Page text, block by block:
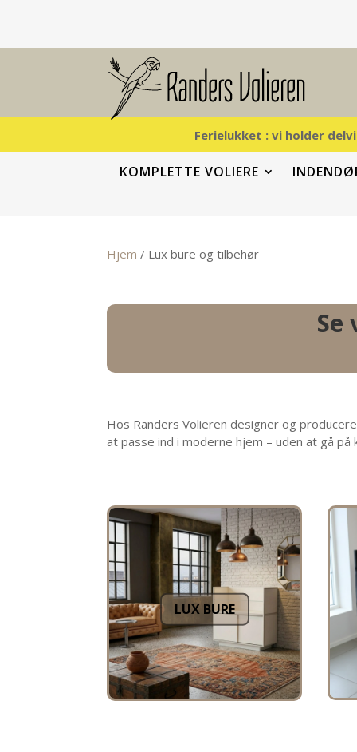
Ferielukket : vi holder
KOMPLETTE VOLIERE
Hjem / Lux bure og tilbehør
Se
Hos Randers Volieren designer og
at passe ind i moderne hjem – uden at gå
LUX BURE